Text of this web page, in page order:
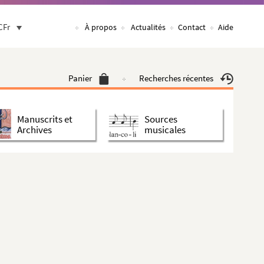
À propos Actualités Contact Aide
Panier Recherches récentes
Manuscrits et
Archives
Sources
musicales